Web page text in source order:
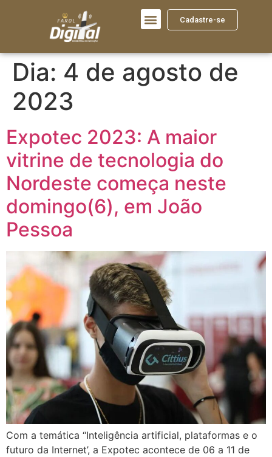
Cadastre-se
Dia: 4 de agosto de
2023
Expotec 2023: A maior
vitrine de tecnologia do
Nordeste começa neste
domingo(6), em João
Pessoa
Com a temática ‘‘Inteligência artificial, plataformas e o
futuro da Internet’, a Expotec acontece de 06 a 11 de